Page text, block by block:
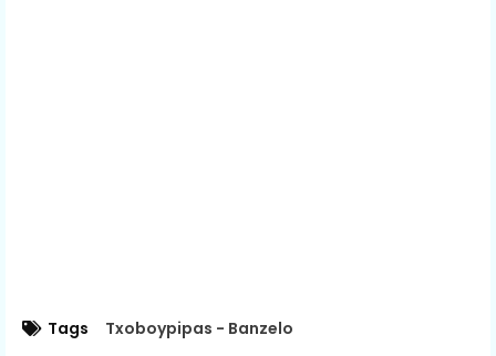
Tags Txoboypipas - Banzelo